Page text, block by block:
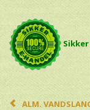
ALM.